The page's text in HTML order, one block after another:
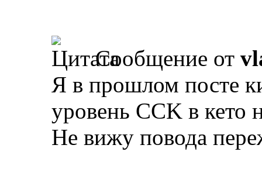
Сообщение от
Я в прошлом посте
уровень CCK в кето
Не вижу повода